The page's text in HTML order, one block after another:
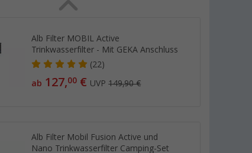
Alb Filter MOBIL Active
Trinkwasserfilter - Mit GEKA Anschluss
(22)
ab 127,00 € UVP149,90 €
Alb Filter Mobil Fusion Active und
Nano Trinkwasserfilter Camping-Set